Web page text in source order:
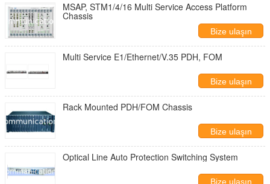
MSAP, STM1/4/16 Multi Service Access Platform
Chassis
Bize ulaşın
Multi Service E1/Ethernet/V.35 PDH, FOM
Bize ulaşın
Rack Mounted PDH/FOM Chassis
Bize ulaşın
Optical Line Auto Protection Switching System
Bize ulaşın